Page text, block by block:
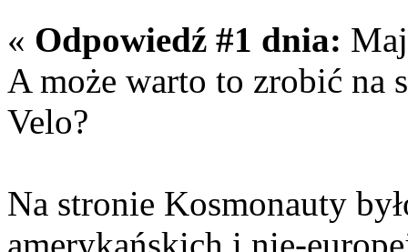
« Odpowiedź #1 dnia:
A może warto to zrobić na
Velo?
Na stronie Kosmonauty